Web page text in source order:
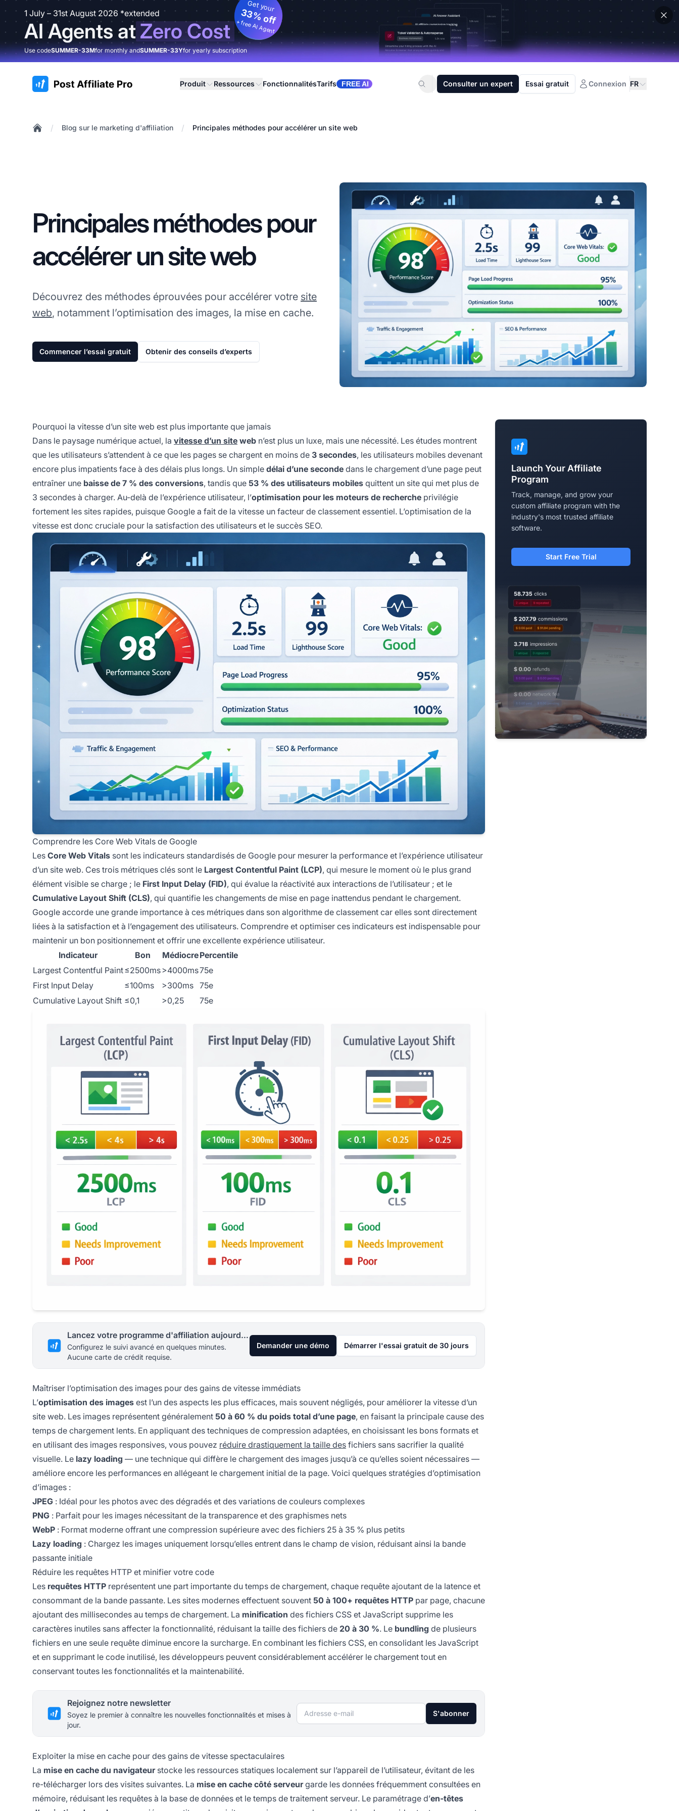
1 July – 31st August 2026 *extended
AI Agents atZero Cost
Get your
33% off
+ free AI Agent
Use codeSUMMER-33Mfor monthly andSUMMER-33Yfor yearly subscription
:site.title Produit Ressources FonctionnalitésTarifs FREE AI Consulter un expert Essai gratuit Connexion FR
/ Blog sur le marketing d'affiliation / Principales méthodes pour accélérer un site web
Principales méthodes pour
accélérer un site web
Découvrez des méthodes éprouvées pour accélérer votre site
web, notamment l’optimisation des images, la mise en cache.
Commencer l’essai gratuit Obtenir des conseils d’experts
Pourquoi la vitesse d’un site web est plus importante que jamais
Dans le paysage numérique actuel, la vitesse d’un site web n’est plus un luxe, mais une nécessité. Les études montrent
que les utilisateurs s’attendent à ce que les pages se chargent en moins de 3 secondes, les utilisateurs mobiles devenant
encore plus impatients face à des délais plus longs. Un simple délai d’une seconde dans le chargement d’une page peut
entraîner une baisse de 7 % des conversions, tandis que 53 % des utilisateurs mobiles quittent un site qui met plus de
3 secondes à charger. Au-delà de l’expérience utilisateur, l’optimisation pour les moteurs de recherche privilégie
fortement les sites rapides, puisque Google a fait de la vitesse un facteur de classement essentiel. L’optimisation de la
vitesse est donc cruciale pour la satisfaction des utilisateurs et le succès SEO.
Comprendre les Core Web Vitals de Google
Les Core Web Vitals sont les indicateurs standardisés de Google pour mesurer la performance et l’expérience utilisateur
d’un site web. Ces trois métriques clés sont le Largest Contentful Paint (LCP), qui mesure le moment où le plus grand
élément visible se charge ; le First Input Delay (FID), qui évalue la réactivité aux interactions de l’utilisateur ; et le
Cumulative Layout Shift (CLS), qui quantifie les changements de mise en page inattendus pendant le chargement.
Google accorde une grande importance à ces métriques dans son algorithme de classement car elles sont directement
liées à la satisfaction et à l’engagement des utilisateurs. Comprendre et optimiser ces indicateurs est indispensable pour
maintenir un bon positionnement et offrir une excellente expérience utilisateur.
Indicateur
Bon MédiocrePercentile
Largest Contentful Paint≤2500ms>4000ms75e
First Input Delay
≤100ms >300ms 75e
Cumulative Layout Shift ≤0,1 >0,25 75e
Lancez votre programme d'affiliation aujourd'hui
Configurez le suivi avancé en quelques minutes.
Aucune carte de crédit requise.
Demander une démo Démarrer l'essai gratuit de 30 jours
Maîtriser l’optimisation des images pour des gains de vitesse immédiats
L’optimisation des images est l’un des aspects les plus efficaces, mais souvent négligés, pour améliorer la vitesse d’un
site web. Les images représentent généralement 50 à 60 % du poids total d’une page, en faisant la principale cause des
temps de chargement lents. En appliquant des techniques de compression adaptées, en choisissant les bons formats et
en utilisant des images responsives, vous pouvez réduire drastiquement la taille des fichiers sans sacrifier la qualité
visuelle. Le lazy loading — une technique qui diffère le chargement des images jusqu’à ce qu’elles soient nécessaires —
améliore encore les performances en allégeant le chargement initial de la page. Voici quelques stratégies d’optimisation
d’images :
JPEG : Idéal pour les photos avec des dégradés et des variations de couleurs complexes
PNG : Parfait pour les images nécessitant de la transparence et des graphismes nets
WebP : Format moderne offrant une compression supérieure avec des fichiers 25 à 35 % plus petits
Lazy loading : Chargez les images uniquement lorsqu’elles entrent dans le champ de vision, réduisant ainsi la bande
passante initiale
Réduire les requêtes HTTP et minifier votre code
Les requêtes HTTP représentent une part importante du temps de chargement, chaque requête ajoutant de la latence et
consommant de la bande passante. Les sites modernes effectuent souvent 50 à 100+ requêtes HTTP par page, chacune
ajoutant des millisecondes au temps de chargement. La minification des fichiers CSS et JavaScript supprime les
caractères inutiles sans affecter la fonctionnalité, réduisant la taille des fichiers de 20 à 30 %. Le bundling de plusieurs
fichiers en une seule requête diminue encore la surcharge. En combinant les fichiers CSS, en consolidant les JavaScript
et en supprimant le code inutilisé, les développeurs peuvent considérablement accélérer le chargement tout en
conservant toutes les fonctionnalités et la maintenabilité.
Rejoignez notre newsletter
Soyez le premier à connaître les nouvelles fonctionnalités et mises à
jour.
Adresse e-mail S'abonner
Exploiter la mise en cache pour des gains de vitesse spectaculaires
La mise en cache du navigateurstocke les ressources statiques localement sur l’appareil de l’utilisateur, évitant de les
re-télécharger lors des visites suivantes. La mise en cache côté serveurgarde les données fréquemment consultées en
mémoire, réduisant les requêtes à la base de données et le temps de traitement serveur. Le paramétrage d’en-têtes
Launch Your Affiliate
Program
Track, manage, and grow your
custom affiliate program with the
industry's most trusted affiliate
software.
Start Free Trial